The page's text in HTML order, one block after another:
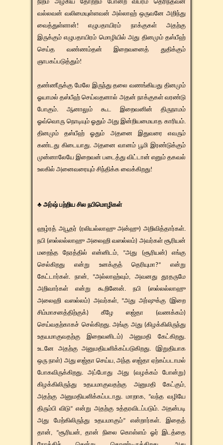
நிறம் அழகிய தோற்றம் போன்ற விபரம் தெரிந்தவன்
வல்லவன் வலிமையுள்ளவன் அல்லாஹ் ஒருவனே அறிந்து
வைத்துள்ளான்! எழுபதாயிரம் நாக்குகள் அதற்கு
இருக்கும் எழுபதாயிரம் மொழியில் அது தினமும் தஸ்பீஹ்
செய்த வண்ணம்தன் இறைவனைத் துதிக்கும்
ஞாபகப்படுத்தும்!
தண்ணீருக்கு மேலே இருந்து தலை வணங்கியது தினமும்
ஓயாமல் தஸ்பீஹ் செய்வதனால் அதன் நாக்குகள் வரண்டு
போகும். ஆனாலும் கூட இறைவனின் திருநாமம்
ஓவ்வொரு நொடியும் ஓதும் அது இன்றியமையாத காரியம்.
தினமும் தஸ்பீஹ் ஓதும் அதனை இதுவரை எவரும்
கண்டது கிடையாது. அதனை வானம் பூமி இரண்டுக்கும்
முன்னாலேயே இறைவன் படைத்து விட்டான் எனும் தகவல்
உலகில் அனைவரையும் சிந்திக்க வைக்கிறது!
♣ அர்ஷ் பற்றிய சில நபிமொழிகள்
ஹழ்ரத் அபூதர் (ரலியல்லாஹு அன்ஹு) அறிவித்தார்கள்.
நபி (ஸல்லல்லாஹு அலைஹி வஸல்லம்) அவர்கள் சூரியன்
மறைந்த நேரத்தில் என்னிடம், ”அது (சூரியன்) எங்கு
செல்கிறது என்று உனக்குத் தெரியுமா?” என்று
கேட்டார்கள். நான், ”அல்லாஹ்வும், அவனது தூதருமே
அறிவார்கள் என்று கூறினேன். நபி (ஸல்லல்லாஹு
அலைஹி வஸல்லம்) அவர்கள், ”அது அர்ஷுக்கு (இறை
சிம்மாசனத்திற்குக்) கீழே ஸஜ்தா (வணக்கம்)
செய்வதற்காகச் செல்கிறது. அங்கு அது (கிழக்கிலிருந்து
உதயமாகுவதற்கு இறைவனிடம்) அனுமதி கேட்கிறது.
உடனே அதற்கு அனுமதியளிக்கப்படுகிறது. (இறுதியாக
ஒரு நாள்) அது ஸஜ்தா செய்ய, அந்த ஸஜ்தா ஏற்கப்படாமல்
போகவிருக்கிறது. அப்போது அது (வழக்கம் போன்று)
கிழக்கிலிருந்து உதயமாகுவதற்கு அனுமதி கேட்கும்,
அதற்கு அனுமதியளிக்கப்படாது. மாறாக, ”வந்த வழியே
திரும்பி விடு” என்று அதற்கு உத்தரவிடப்படும். அதன்படி
அது மேற்கிலிருந்து உதயமாகும்” என்றார்கள். இதைத்
தான், ”சூரியன், தான் நிலை கொள்ளம் ஓர் இடத்தை